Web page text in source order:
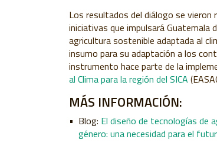
Los resultados del diálogo se vieron
iniciativas que impulsará Guatemala
agricultura sostenible adaptada al
insumo para su adaptación a los
instrumento hace parte de la
al Clima para la región del SICA
MÁS INFORMACIÓN:
Blog: El diseño de tecnologías de
género: una necesidad para el